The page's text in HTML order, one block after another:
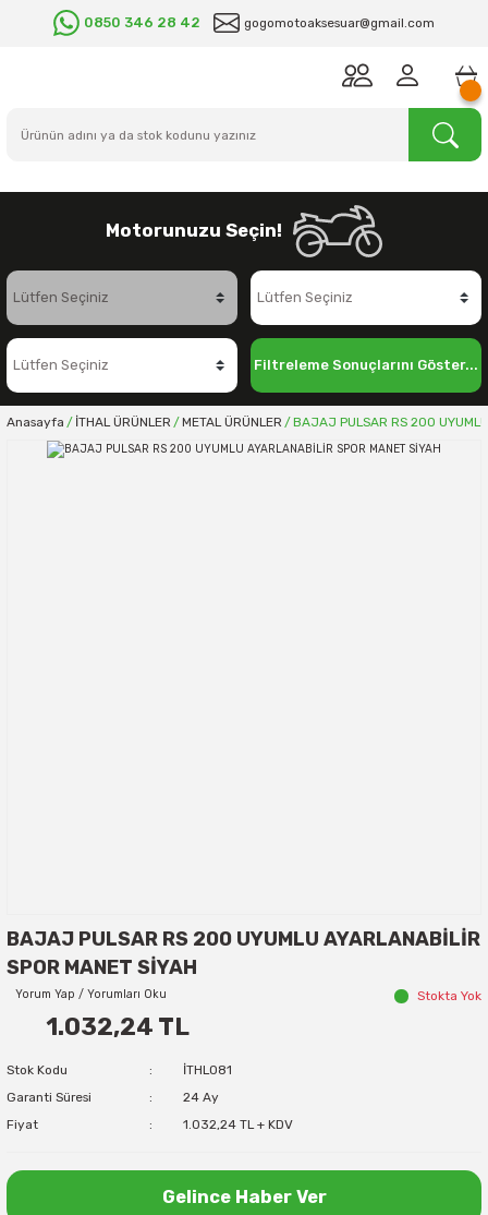
0850 346 28 42 gogomotoaksesuar@gmail.com
Motorunuzu Seçin!
Filtreleme Sonuçlarını Göster...
Anasayfa İTHAL ÜRÜNLER METAL ÜRÜNLER BAJAJ PULSAR RS 200
BAJAJ PULSAR RS 200 UYUMLU AYARLANABİLİR
SPOR MANET SİYAH
Yorum Yap / Yorumları Oku Stokta Yok
1.032,24 TL
Stok Kodu
İTHL081
Garanti Süresi
24 Ay
Fiyat
1.032,24 TL + KDV
Gelince Haber Ver